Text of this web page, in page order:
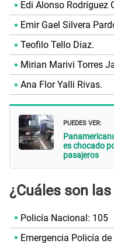
Edi Alonso Rodríguez
Emir Gael Silvera
Teofilo Tello Díaz.
Mirian Marivi Torres
Ana Flor Yalli Rivas.
PUEDES VER:
es chocado
pasajeros
¿Cuáles son
Policía Nacional: 105
Emergencia Policía